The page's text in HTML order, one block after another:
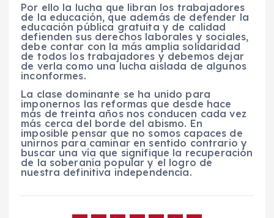
Por ello la lucha que libran los trabajadores
de la educación, que además de defender la
educación pública gratuita y de calidad
defienden sus derechos laborales y sociales,
debe contar con la más amplia solidaridad
de todos los trabajadores y debemos dejar
de verla como una lucha aislada de algunos
inconformes.
La clase dominante se ha unido para
imponernos las reformas que desde hace
más de treinta años nos conducen cada vez
más cerca del borde del abismo. En
imposible pensar que no somos capaces de
unirnos para caminar en sentido contrario y
buscar una vía que signifique la recuperación
de la soberanía popular y el logro de
nuestra definitiva independencia.